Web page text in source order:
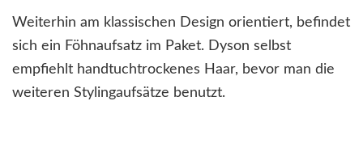
Weiterhin am klassischen Design orientiert, befindet
sich ein Föhnaufsatz im Paket. Dyson selbst
empfiehlt handtuchtrockenes Haar, bevor man die
weiteren Stylingaufsätze benutzt.